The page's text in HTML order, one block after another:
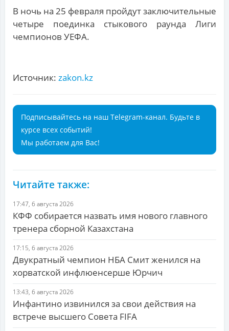
В ночь на 25 февраля пройдут заключительные
четыре поединка стыкового раунда Лиги
чемпионов УЕФА.
Источник: zakon.kz
Подписывайтесь на наш Telegram-канал. Будьте в
курсе всех событий!
Мы работаем для Вас!
Читайте также:
17:47, 6 августа 2026
КФФ собирается назвать имя нового главного
тренера сборной Казахстана
17:15, 6 августа 2026
Двукратный чемпион НБА Смит женился на
хорватской инфлюенсерше Юрчич
13:43, 6 августа 2026
Инфантино извинился за свои действия на
встрече высшего Совета FIFA